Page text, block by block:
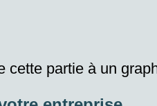
cette partie à un